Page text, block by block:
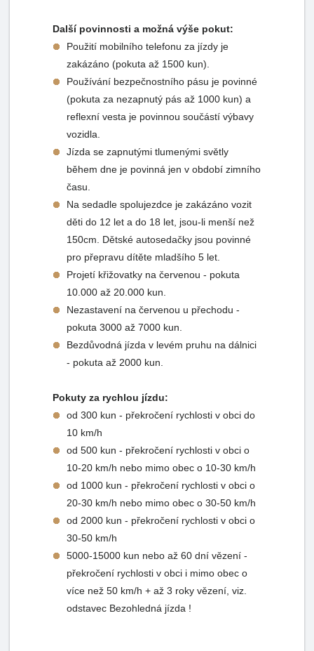
Další povinnosti a možná výše pokut:
Použití mobilního telefonu za jízdy je
zakázáno (pokuta až 1500 kun).
Používání bezpečnostního pásu je povinné
(pokuta za nezapnutý pás až 1000 kun) a
reflexní vesta je povinnou součástí výbavy
vozidla.
Jízda se zapnutými tlumenými světly
během dne je povinná jen v období zimního
času.
Na sedadle spolujezdce je zakázáno vozit
děti do 12 let a do 18 let, jsou-li menší než
150cm. Dětské autosedačky jsou povinné
pro přepravu dítěte mladšího 5 let.
Projetí křižovatky na červenou - pokuta
10.000 až 20.000 kun.
Nezastavení na červenou u přechodu -
pokuta 3000 až 7000 kun.
Bezdůvodná jízda v levém pruhu na dálnici
- pokuta až 2000 kun.
Pokuty za rychlou jízdu:
od 300 kun - překročení rychlosti v obci do
10 km/h
od 500 kun - překročení rychlosti v obci o
10-20 km/h nebo mimo obec o 10-30 km/h
od 1000 kun - překročení rychlosti v obci o
20-30 km/h nebo mimo obec o 30-50 km/h
od 2000 kun - překročení rychlosti v obci o
30-50 km/h
5000-15000 kun nebo až 60 dní vězení -
překročení rychlosti v obci i mimo obec o
více než 50 km/h + až 3 roky vězení, viz.
odstavec Bezohledná jízda !